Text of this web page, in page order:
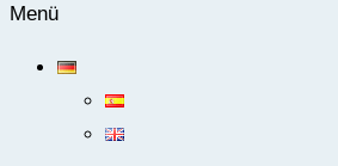
Menü